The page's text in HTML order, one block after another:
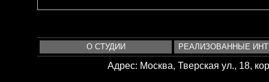
О СТУДИИ РЕАЛИЗОВАННЫЕ
Адрес: Москва, Тверская ул., 18,